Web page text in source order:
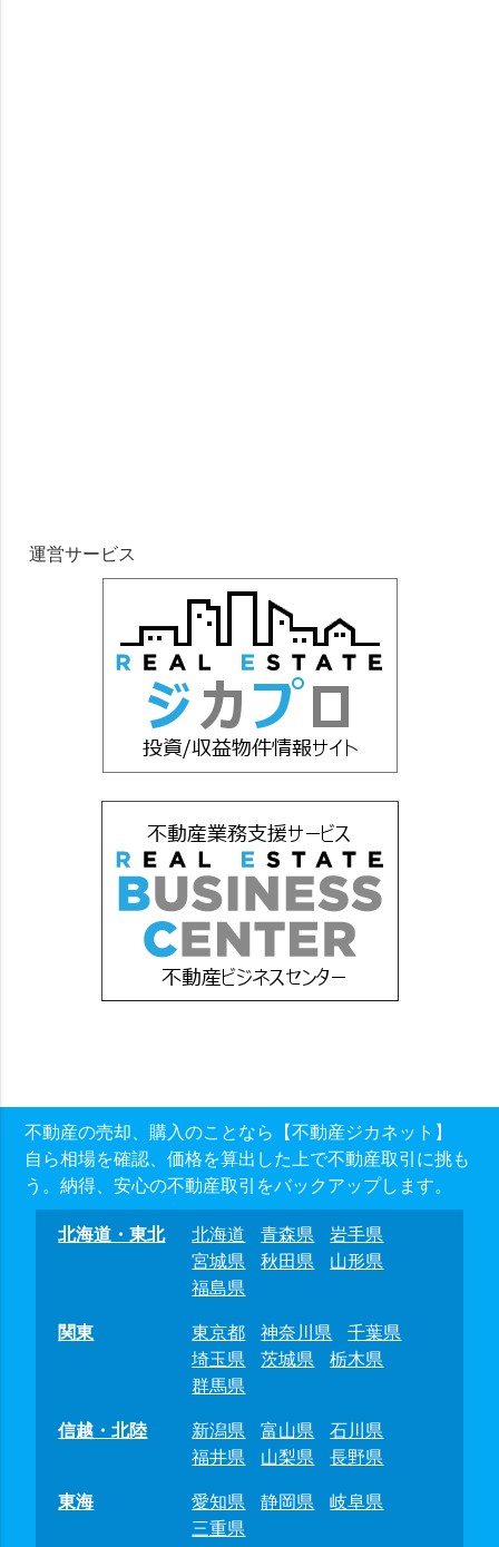
運営サービス
不動産の売却、購入のことなら【不動産ジカネット】
自ら相場を確認、価格を算出した上で不動産取引に挑も
う。納得、安心の不動産取引をバックアップします。
北海道・東北 北海道 青森県
岩手県
宮城県
秋田県
山形県
福島県
関東
東京都 神奈川県
千葉県
埼玉県
茨城県
栃木県
群馬県
信越・北陸
新潟県 富山県
石川県
福井県
山梨県
長野県
東海
愛知県 静岡県
岐阜県
三重県